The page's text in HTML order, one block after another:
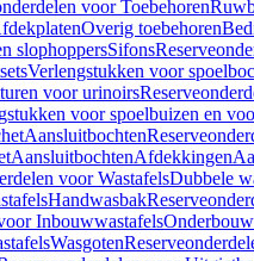
voor Toebehoren
Overig toebehoren
slophoppersSifons
Verlengstukken voor
voor urinoirs
voor spoelbuizen en
Aansluitbochten
AansluitbochtenAfdekkingen
voor WastafelsDubbele
Handwasbak
Inbouwwastafels
Wasgoten